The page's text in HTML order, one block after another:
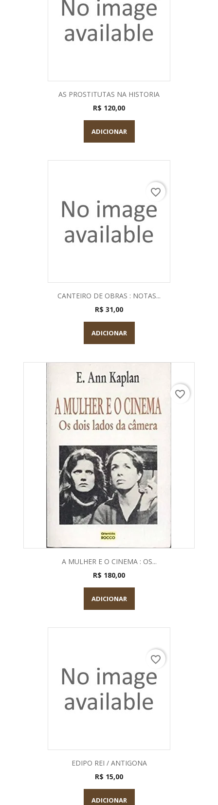
AS PROSTITUTAS NA HISTORIA
R$ 120,00
ADICIONAR
CANTEIRO DE OBRAS : NOTAS...
R$ 31,00
ADICIONAR
favorite_border
A MULHER E O CINEMA : OS...
R$ 180,00
ADICIONAR
favorite_border
EDIPO REI / ANTIGONA
R$ 15,00
ADICIONAR
favorite_border